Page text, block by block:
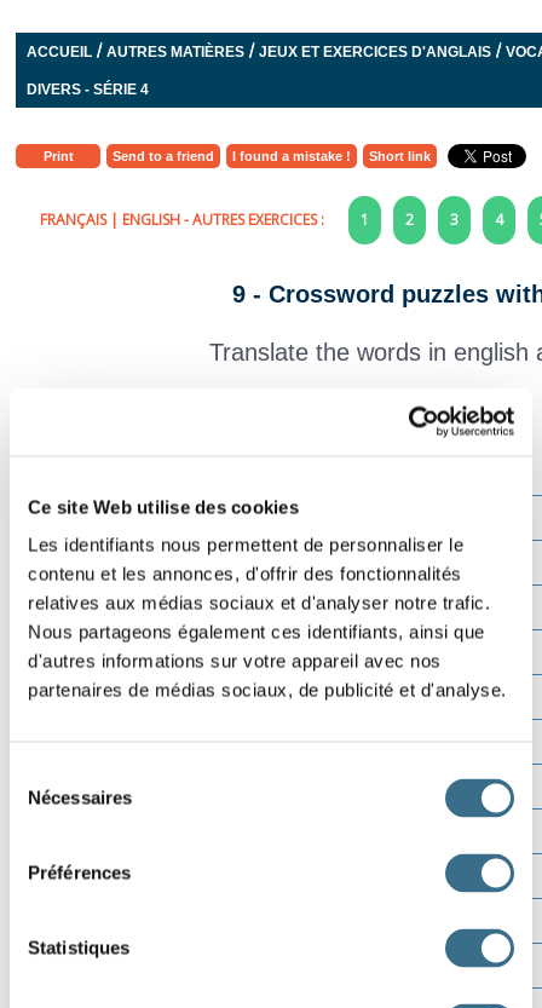
Ce site Web utilise des cookies
Les identifiants nous permettent de personnaliser le
contenu et les annonces, d'offrir des fonctionnalités
relatives aux médias sociaux et d'analyser notre trafic.
Nous partageons également ces identifiants, ainsi que
d'autres informations sur votre appareil avec nos
partenaires de médias sociaux, de publicité et d'analyse.
Nécessaires
Préférences
Statistiques
ACCUEIL/ AUTRES MATIÈRES/ JEUX ET EXERCICES D'ANGLAIS/
DIVERS - SÉRIE 4
Print Send to a friend I found a mistake ! Short link
FRANÇAIS| ENGLISH- AUTRES EXERCICES : 1 2 3 4
9 - Crossword puzzles
Translate the words in
Vérifier
Lettre ?
00:00